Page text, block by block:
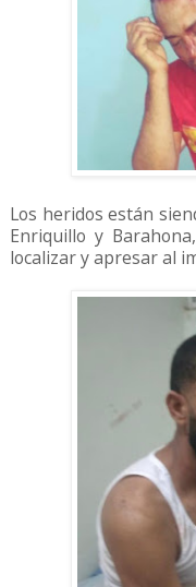
Los heridos están
Enriquillo y
localizar y apresar al